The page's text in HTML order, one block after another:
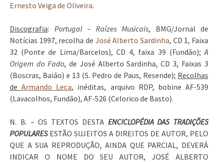
Ernesto Veiga de Oliveira.
Discografia: Portugal – Raízes Musicais, BMG/Jornal de
Notícias 1997, recolha de José Alberto Sardinha, CD 1, Faixa
32 (Ponte de Lima/Barcelos), CD 4, faixa 39 (Fundão);A
Origem do Fado, de José Alberto Sardinha, CD 3, Faixas 3
(Boscras, Baião) e 13 (S. Pedro de Paus, Resende); Recolhas
deArmando Leça, inéditas, arquivo RDP, bobine AF-539
(Lavacolhos, Fundão), AF-526 (Celorico de Basto).
N. B. – OS TEXTOS DESTA ENCICLOPÉDIA DAS TRADIÇÕES
POPULARESESTÃO SUJEITOS A DIREITOS DE AUTOR, PELO
QUE A SUA REPRODUÇÃO, AINDA QUE PARCIAL, DEVERÁ
INDICAR O NOME DO SEU AUTOR, JOSÉ ALBERTO